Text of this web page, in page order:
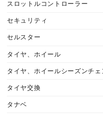
スロットルコントローラー
セキュリティ
セルスター
タイヤ、ホイール
タイヤ、ホイールシーズンチェ
タイヤ交換
タナベ